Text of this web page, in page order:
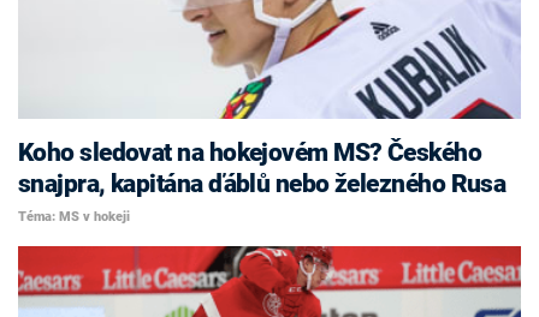
Koho sledovat na hokejovém MS? Českého
snajpra, kapitána ďáblů nebo železného Rusa
Téma: MS v hokeji